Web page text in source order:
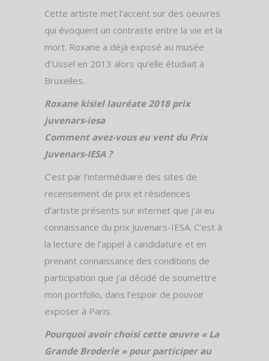
Cette artiste met l’accent sur des oeuvres
qui évoquent un contraste entre la vie et la
mort. Roxane a déjà exposé au musée
d’Ussel en 2013 alors qu’elle étudiait à
Bruxelles.
Roxane kisiel lauréate 2018 prix
juvenars-iesa
Comment avez-vous eu vent du Prix
Juvenars-IESA ?
C’est par l’intermédiaire des sites de
recensement de prix et résidences
d’artiste présents sur internet que j’ai eu
connaissance du prix Juvenars-IESA. C’est à
la lecture de l’appel à candidature et en
prenant connaissance des conditions de
participation que j’ai décidé de soumettre
mon portfolio, dans l’espoir de pouvoir
exposer à Paris.
Pourquoi avoir choisi cette œuvre « La
Grande Broderie » pour participer au